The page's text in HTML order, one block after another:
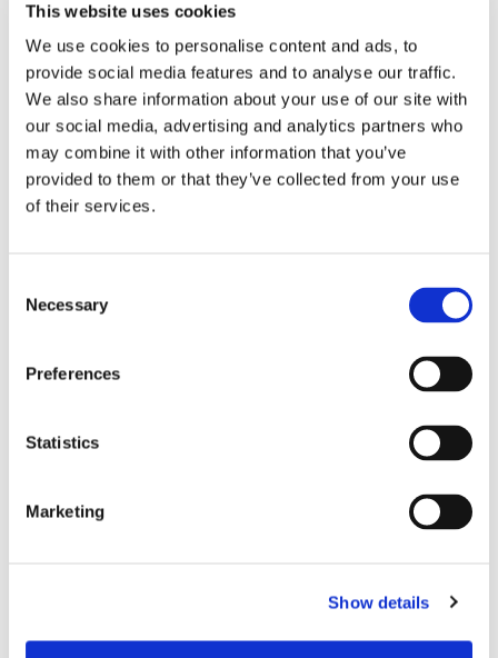
This website uses cookies
We use cookies to personalise content and ads, to
provide social media features and to analyse our traffic.
We also share information about your use of our site with
our social media, advertising and analytics partners who
may combine it with other information that you’ve
provided to them or that they’ve collected from your use
of their services.
Selection
Necessary
Preferences
Statistics
Marketing
Show details
Eckerö tyngs av höga
bränslekostnader men
frakten fortsätter växa
Storaffären: Kongsberg
Propulsion